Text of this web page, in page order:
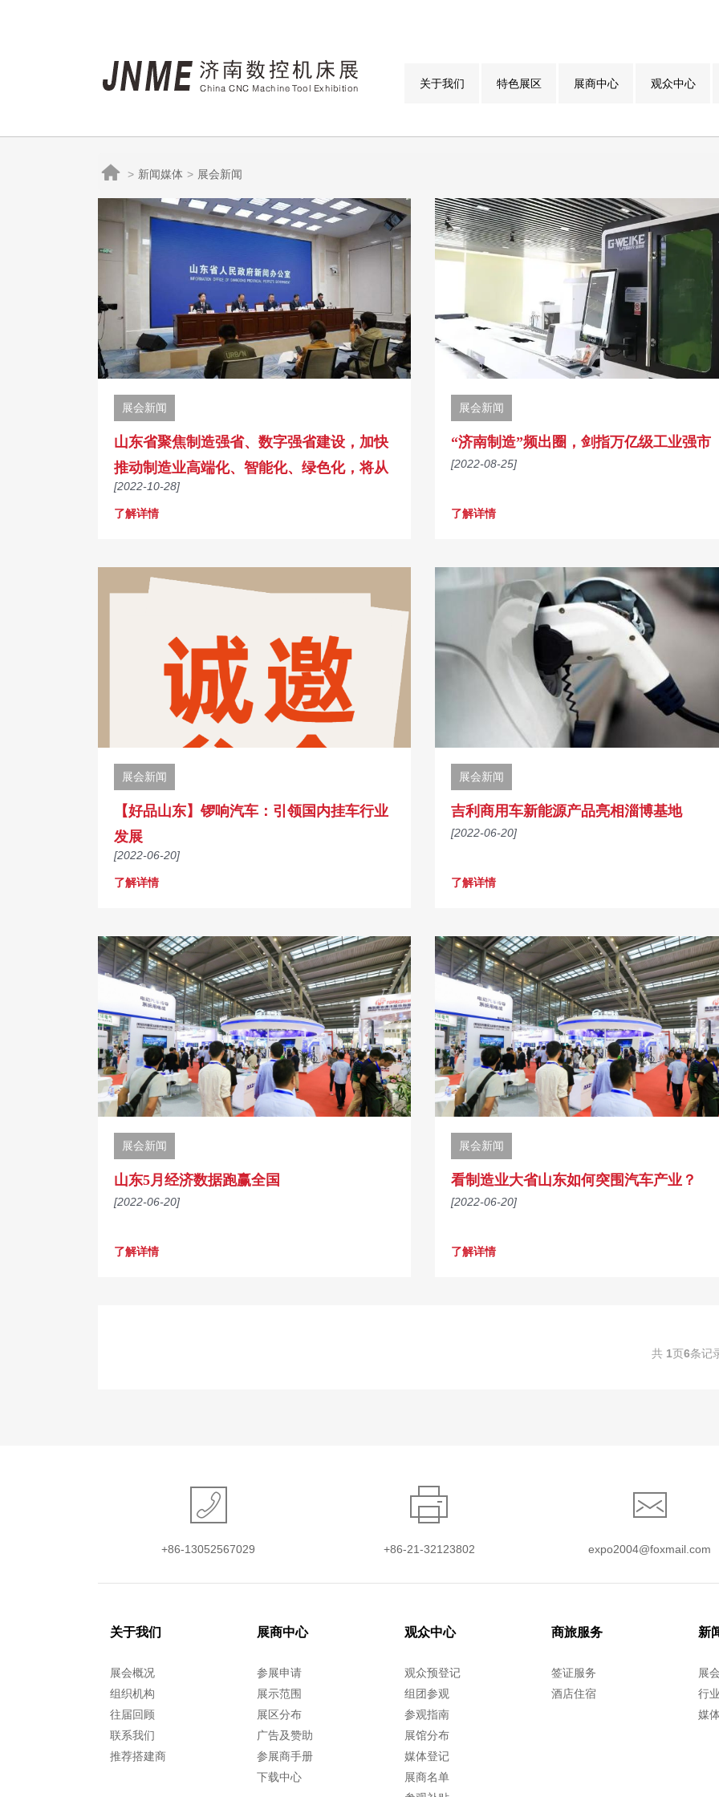
关于我们 特色展区 展商中心 观众中心
 新闻媒体 展会新闻
展会新闻
山东省聚焦制造强省、数字强省建设，加快
推动制造业高端化、智能化、绿色化，将从
这四个方面持续推动工业设计发展
[2022-10-28]
了解详情
展会新闻
“济南制造”频出圈，剑指万亿级工业强市
[2022-08-25]
了解详情
展会新闻
【好品山东】锣响汽车：引领国内挂车行业
发展
[2022-06-20]
了解详情
展会新闻
吉利商用车新能源产品亮相淄博基地
[2022-06-20]
了解详情
展会新闻
山东5月经济数据跑赢全国
[2022-06-20]
了解详情
展会新闻
看制造业大省山东如何突围汽车产业？
[2022-06-20]
了解详情
共 1页6条记
+86-13052567029 +86-21-32123802 expo2004@foxmail.com
关于我们
展会概况
组织机构
往届回顾
联系我们
推荐搭建商
展商中心
参展申请
展示范围
展区分布
广告及赞助
参展商手册
下载中心
观众中心
观众预登记
组团参观
参观指南
展馆分布
媒体登记
展商名单
商旅服务
签证服务
酒店住宿
新
展
行
媒